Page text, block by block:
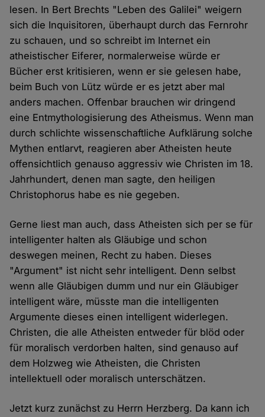
lesen. In Bert Brechts "Leben des Galilei" weigern
sich die Inquisitoren, überhaupt durch das Fernrohr
zu schauen, und so schreibt im Internet ein
atheistischer Eiferer, normalerweise würde er
Bücher erst kritisieren, wenn er sie gelesen habe,
beim Buch von Lütz würde er es jetzt aber mal
anders machen. Offenbar brauchen wir dringend
eine Entmythologisierung des Atheismus. Wenn man
durch schlichte wissenschaftliche Aufklärung solche
Mythen entlarvt, reagieren aber Atheisten heute
offensichtlich genauso aggressiv wie Christen im 18.
Jahrhundert, denen man sagte, den heiligen
Christophorus habe es nie gegeben.
Gerne liest man auch, dass Atheisten sich per se für
intelligenter halten als Gläubige und schon
deswegen meinen, Recht zu haben. Dieses
"Argument" ist nicht sehr intelligent. Denn selbst
wenn alle Gläubigen dumm und nur ein Gläubiger
intelligent wäre, müsste man die intelligenten
Argumente dieses einen intelligent widerlegen.
Christen, die alle Atheisten entweder für blöd oder
für moralisch verdorben halten, sind genauso auf
dem Holzweg wie Atheisten, die Christen
intellektuell oder moralisch unterschätzen.
Jetzt kurz zunächst zu Herrn Herzberg. Da kann ich